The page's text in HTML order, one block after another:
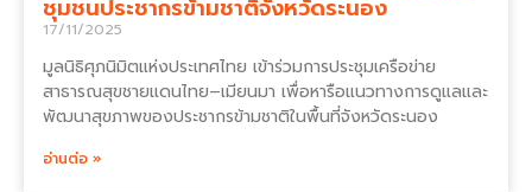
ชุมชนประชากรข้ามชาติจังหวัดระนอง
17/11/2025
มูลนิธิศุภนิมิตแห่งประเทศไทย เข้าร่วมการประชุมเครือข่าย
สาธารณสุขชายแดนไทย–เมียนมา เพื่อหารือแนวทางการดูแลและ
พัฒนาสุขภาพของประชากรข้ามชาติในพื้นที่จังหวัดระนอง
อ่านต่อ »